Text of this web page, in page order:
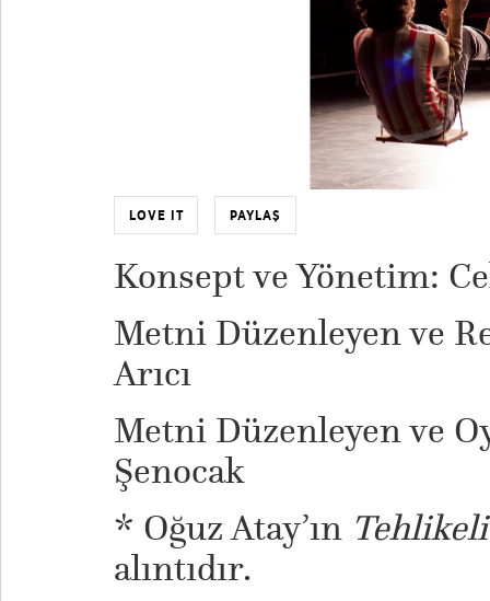
LOVE IT PAYLAŞ
Konsept ve Yönetim:
Metni Düzenleyen ve
Arıcı
Metni Düzenleyen ve
Şenocak
* Oğuz Atay’ın
alıntıdır.